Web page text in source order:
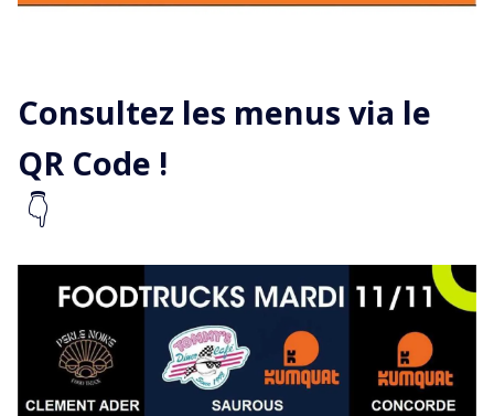
Consultez les menus via le
QR Code !
👇